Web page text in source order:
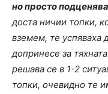
но просто
доста ничии топки,
вземем, те успяваха
допринесе за
решава се в 1-2
топки, очевидно те